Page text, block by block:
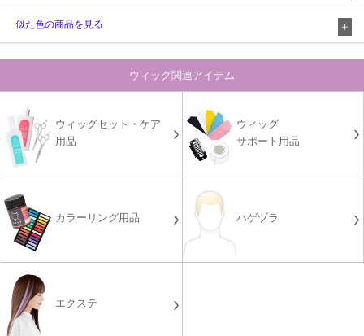
似た色の商品を見る
ウィッグ関連アイテム
ウィッグセット・ケア
用品
ウィッグ
サポート用品
カラーリング用品 ハゲヅラ
エクステ